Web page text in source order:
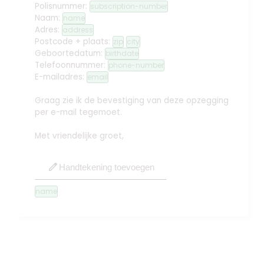
Polisnummer: subscription-number
Naam: name
Adres: address
Postcode + plaats: zip city
Geboortedatum: birthdate
Telefoonnummer: phone-number
E-mailadres: email
Graag zie ik de bevestiging van deze opzegging
per e-mail tegemoet.
Met vriendelijke groet,
edit Handtekening toevoegen
name